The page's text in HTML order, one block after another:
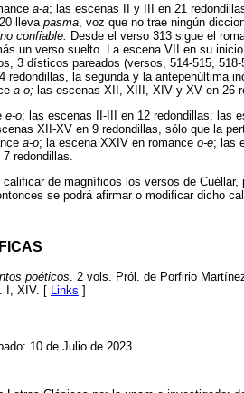
a-a; las escenas II y III en 21
lleva pasma , voz que no trae ningún
no confiable. Desde el verso 313 sigue el
un verso suelto. La escena VII en su
3 dísticos pareados (versos, 514-515,
redondillas, la segunda y la antepenúltima
a-o; las escenas XII, XIII, XIV y XV en 26
e-o; las escenas II-III en 12 redondillas; las
XII-XV en 9 redondillas, sólo que la
a-o; la escena XXIV en romance o-e; las
redondillas.
de magníficos los versos de
se podrá afirmar o modificar dicho
poéticos. 2 vols. Pról. de Porfirio
I, XIV. [ Links ]
10 de Julio de 2023